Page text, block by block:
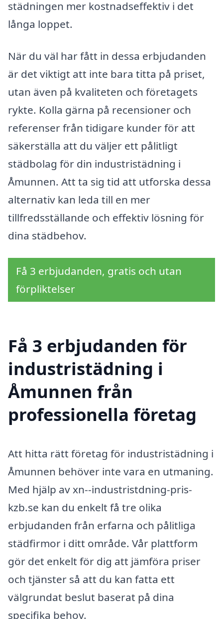
städningen mer kostnadseffektiv i det
långa loppet.
När du väl har fått in dessa erbjudanden
är det viktigt att inte bara titta på priset,
utan även på kvaliteten och företagets
rykte. Kolla gärna på recensioner och
referenser från tidigare kunder för att
säkerställa att du väljer ett pålitligt
städbolag för din industristädning i
Åmunnen. Att ta sig tid att utforska dessa
alternativ kan leda till en mer
tillfredsställande och effektiv lösning för
dina städbehov.
Få 3 erbjudanden, gratis och utan
förpliktelser
Få 3 erbjudanden för
industristädning i
Åmunnen från
professionella företag
Att hitta rätt företag för industristädning i
Åmunnen behöver inte vara en utmaning.
Med hjälp av xn--industristdning-pris-
kzb.se kan du enkelt få tre olika
erbjudanden från erfarna och pålitliga
städfirmor i ditt område. Vår plattform
gör det enkelt för dig att jämföra priser
och tjänster så att du kan fatta ett
välgrundat beslut baserat på dina
specifika behov.